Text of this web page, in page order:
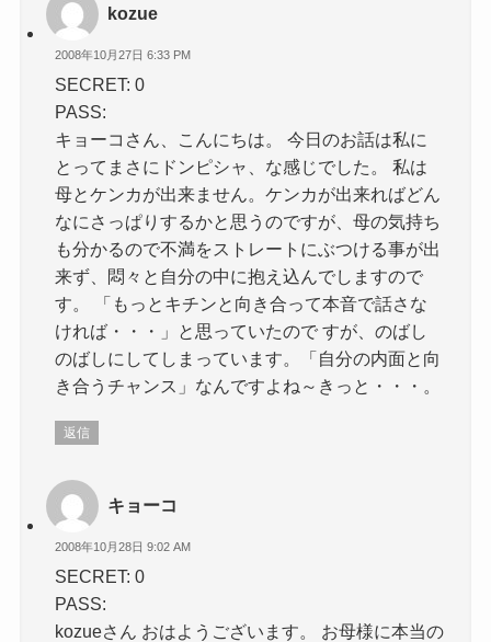
kozue
2008年10月27日 6:33 PM
SECRET: 0
PASS:
キョーコさん、こんにちは。 今日のお話は私に
とってまさにドンピシャ、な感じでした。 私は
母とケンカが出来ません。ケンカが出来ればどん
なにさっぱりするかと思うのですが、母の気持ち
も分かるので不満をストレートにぶつける事が出
来ず、悶々と自分の中に抱え込んでしますので
す。 「もっとキチンと向き合って本音で話さな
ければ・・・」と思っていたので すが、のばし
のばしにしてしまっています。「自分の内面と向
き合うチャンス」なんですよね～きっと・・・。
返信
キョーコ
2008年10月28日 9:02 AM
SECRET: 0
PASS:
kozueさん おはようございます。 お母様に本当の